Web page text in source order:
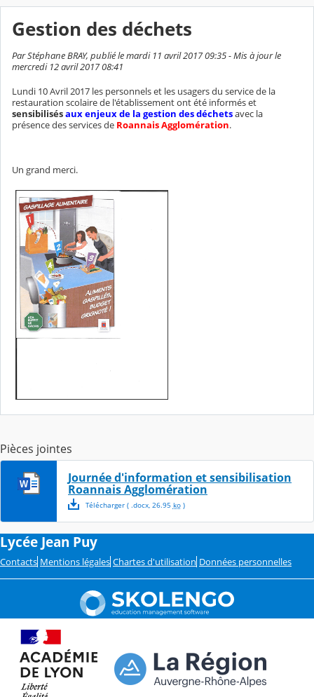
Gestion des déchets
Par Stéphane BRAY, publié le mardi 11 avril 2017 09:35 - Mis à jour le
mercredi 12 avril 2017 08:41
Lundi 10 Avril 2017 les personnels et les usagers du service de la
restauration scolaire de l'établissement ont été informés et
sensibilisésaux enjeux de la gestion des déchetsavec la
présence des services de Roannais Agglomération.
Un grand merci.
Pièces jointes
Journée d'information et sensibilisation
Roannais Agglomération
Télécharger( .docx, 26.95 ko)
Lycée Jean Puy
Contacts Mentions légales Chartes d'utilisation Données personnelles